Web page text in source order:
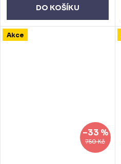
DO KOŠÍKU
Akce
750 Kč
–33 %